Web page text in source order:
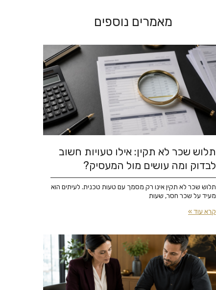
מאמרים נוספים
תלוש שכר לא תקין: אילו טעויות חשוב
לבדוק ומה עושים מול המעסיק?
תלוש שכר לא תקין אינו רק מסמך עם טעות טכנית. לעיתים הוא
מעיד על שכר חסר, שעות
קרא עוד »